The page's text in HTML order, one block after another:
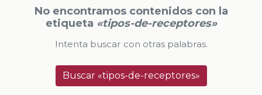
No encontramos contenidos con la
etiqueta «tipos-de-receptores»
Intenta buscar con otras palabras.
Buscar «tipos-de-receptores»